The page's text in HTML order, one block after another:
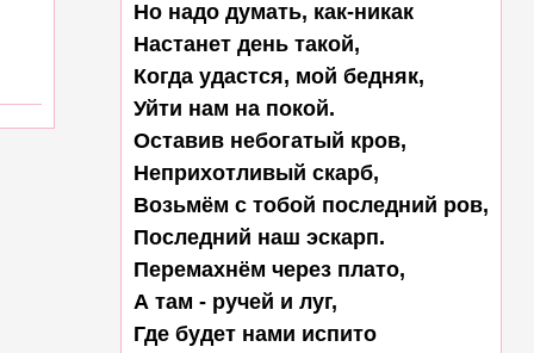
Но надо думать, как-никак
Настанет день такой,
Когда удастся, мой бедняк,
Уйти нам на покой.
Оставив небогатый кров,
Неприхотливый скарб,
Возьмём с тобой последний ров,
Последний наш эскарп.
Перемахнём через плато,
А там - ручей и луг,
Где будет нами испито